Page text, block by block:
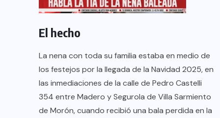
El hecho
La nena con toda su familia estaba en medio de
los festejos por la llegada de la Navidad 2025, en
las inmediaciones de la calle de Pedro Castelli
354 entre Madero y Segurola de Villa Sarmiento
de Morón, cuando recibió una bala perdida en la